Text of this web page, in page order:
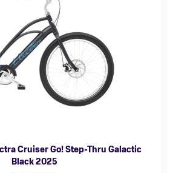
Cruiser Go! Step-Thru Galactic
Black 2025